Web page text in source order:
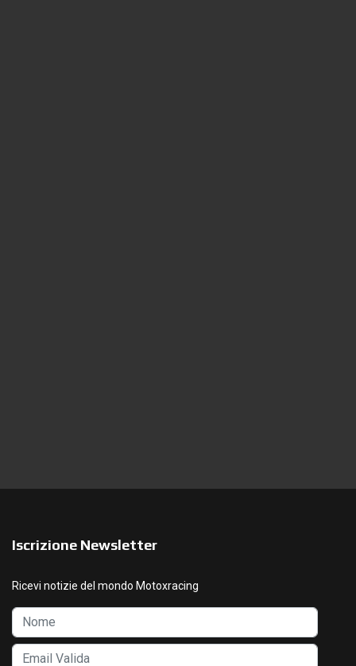
Iscrizione Newsletter
Ricevi notizie del mondo Motoxracing